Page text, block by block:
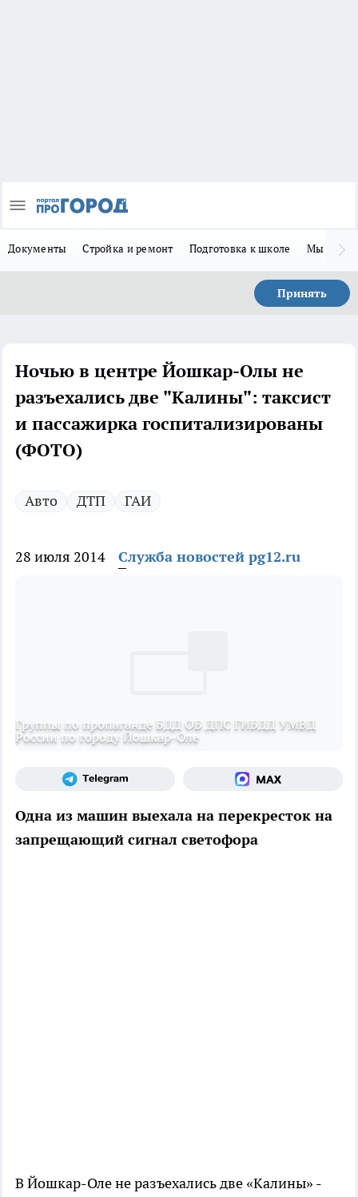
Документы Стройка и ремонт Подготовка к школе Мы в MAX
Принять
Ночью в центре Йошкар-Олы не
разъехались две "Калины": таксист
и пассажирка госпитализированы
(ФОТО)
Авто ДТП ГАИ
28 июля 2014 Служба новостей pg12.ru
Группы по пропаганде БДД ОБ ДПС ГИБДД УМВД
России по городу Йошкар-Оле
Одна из машин выехала на перекресток на
запрещающий сигнал светофора
В Йошкар-Оле не разъехались две «Калины» -